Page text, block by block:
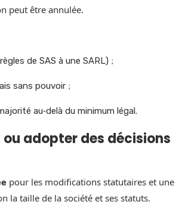
peut être annulée.
de SAS à une SARL) ;
sans pouvoir ;
au‑delà du minimum légal.
adopter des décisions
pour les modifications statutaires et une
la taille de la société et ses statuts.